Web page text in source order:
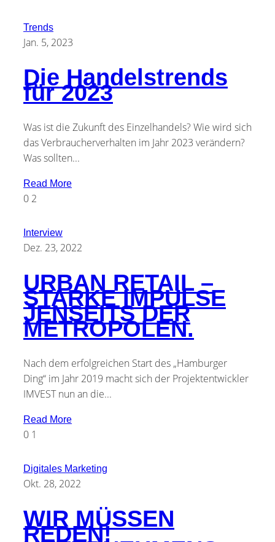
Trends
Jan. 5, 2023
Die Handelstrends
für 2023
Was ist die Zukunft des Einzelhandels? Wie wird sich
das Verbraucherverhalten im Jahr 2023 verändern?
Was sollten...
Read More
0 2
Interview
Dez. 23, 2022
URBAN RETAIL –
STARKE IMPULSE
JENSEITS DER
METROPOLEN.
Nach dem erfolgreichen Start des „Hamburger
Ding“ im Jahr 2019 macht sich der Projektentwickler
IMVEST nun an die...
Read More
0 1
Digitales Marketing
Okt. 28, 2022
WIR MÜSSEN
REDEN!